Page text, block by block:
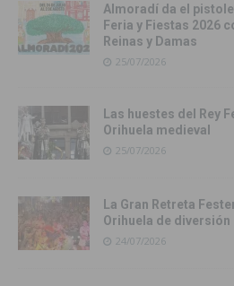
Almoradí da el
Feria y Fiestas 2026
Reinas y Damas
25/07/2026
Las huestes del Rey
Orihuela medieval
25/07/2026
La Gran Retreta
Orihuela de diversión
24/07/2026